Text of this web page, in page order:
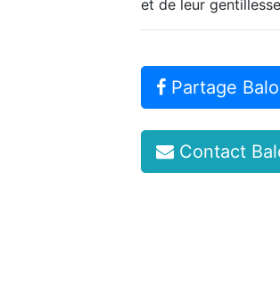
et de leur
Partage
Contact